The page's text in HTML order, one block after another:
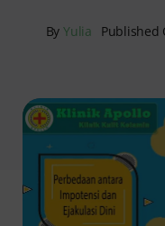
ByYulia Published